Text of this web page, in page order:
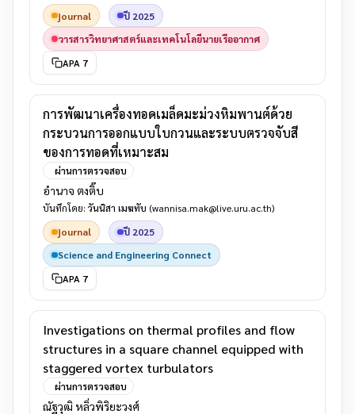
journal
ปี 2025
วารสารวิทยาศาสตร์และเทคโนโลยีนายเรืออากาศ
APA 7
การพัฒนาเครื่องทอดเมล็ดมะม่วงหิมพานต์ด้วย
กระบวนการออกแบบใบกวนและระบบตรวจจับสี
ของการทอดที่เหมาะสม
ผ่านการตรวจสอบ
อำนาจ ตงติ๊บ
บันทึกโดย: วันนิสา เมฆทับ (wannisa.mak@live.uru.ac.th)
journal
ปี 2025
Science and Engineering Connect
APA 7
Investigations on thermal profiles and flow
structures in a square channel equipped with
staggered vortex turbulators
ผ่านการตรวจสอบ
ณัฐวุฒิ หลิ่วพิริยะวงศ์